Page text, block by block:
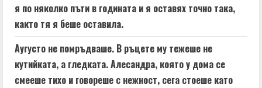
я по няколко пъти в годината и я оставях точно така,
както тя я беше оставила.
Аугусто не помръдваше. В ръцете му тежеше не
кутийката, а гледката. Алесандра, която у дома се
смееше тихо и говореше с нежност, сега стоеше като